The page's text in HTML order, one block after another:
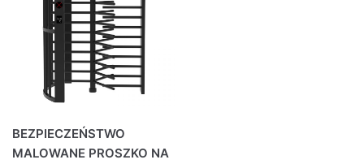
BEZPIECZEŃSTWO
MALOWANE PROSZKO NA